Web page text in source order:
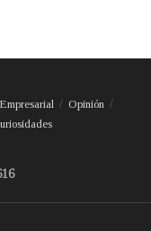
Empresarial
Opinión